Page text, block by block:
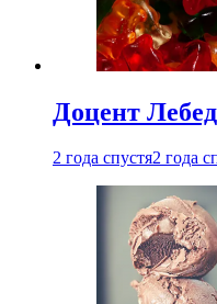
Доцент
2 года спустя2 года